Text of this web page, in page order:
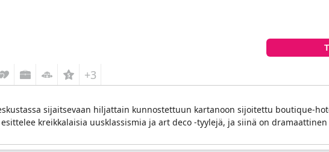
+3
sijaitsevaan hiljattain kunnostettuun kartanoon sijoitettu boutique-
kreikkalaisia uusklassismia ja art deco -tyylejä, ja siinä on